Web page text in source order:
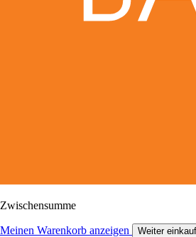
Zwischensumme
Meinen Warenkorb anzeigen Weiter